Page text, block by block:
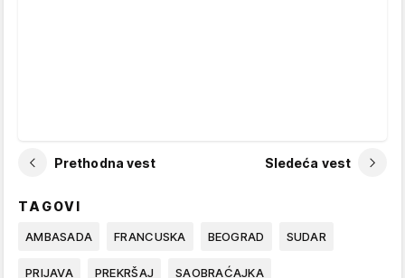
Prethodna vest Sledeća vest
TAGOVI
AMBASADA FRANCUSKA BEOGRAD SUDAR
PRIJAVA PREKRŠAJ SAOBRAĆAJKA